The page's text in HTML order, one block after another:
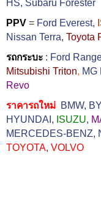
HS, Subaru Forester
PPV = Ford Everest,
Nissan Terra, Toyota
รถกระบะ : Ford
Mitsubishi Triton, MG
Revo
ราคารถใหม่ BMW,
HYUNDAI , ISUZU,
MERCEDES-BENZ,
TOYOTA, VOLVO